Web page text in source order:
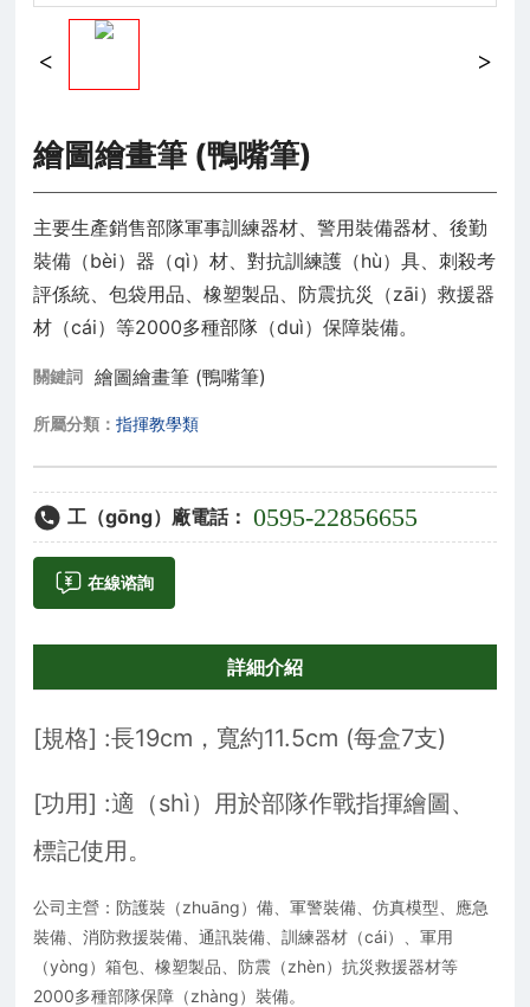
繪圖繪畫筆 (鴨嘴筆)
主要生產銷售部隊軍事訓練器材、警用裝備器材、後勤
裝備（bèi）器（qì）材、對抗訓練護（hù）具、刺殺考
評係統、包袋用品、橡塑製品、防震抗災（zāi）救援器
材（cái）等2000多種部隊（duì）保障裝備。
關鍵詞 繪圖繪畫筆 (鴨嘴筆)
所屬分類：指揮教學類
工（gōng）廠電話： 0595-22856655
在線谘詢
詳細介紹
[規格] :長19cm，寬約11.5cm (每盒7支)
[功用] :適（shì）用於部隊作戰指揮繪圖、
標記使用。
公司主營：防護裝（zhuāng）備、軍警裝備、仿真模型、應急
裝備、消防救援裝備、通訊裝備、訓練器材（cái）、軍用
（yòng）箱包、橡塑製品、防震（zhèn）抗災救援器材等
2000多種部隊保障（zhàng）裝備。